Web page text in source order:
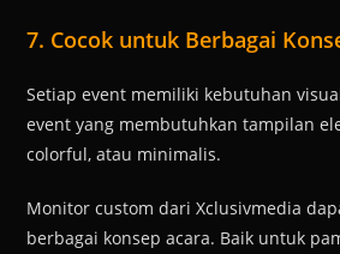
7. Cocok untuk Berbagai
Setiap event memiliki kebutuhan
event yang membutuhkan tampilan
colorful, atau minimalis.
Monitor custom dari Xclusivmedia
berbagai konsep acara. Baik untuk